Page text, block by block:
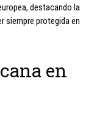
destacando la
siempre protegida en
en